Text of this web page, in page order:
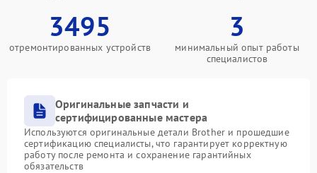
3495
отремонтированных устройств
3
минимальный опыт работы
специалистов
Оригинальные запчасти и
сертифицированные мастера
Используются оригинальные детали Brother и прошедшие
сертификацию специалисты, что гарантирует корректную
работу после ремонта и сохранение гарантийных
обязательств